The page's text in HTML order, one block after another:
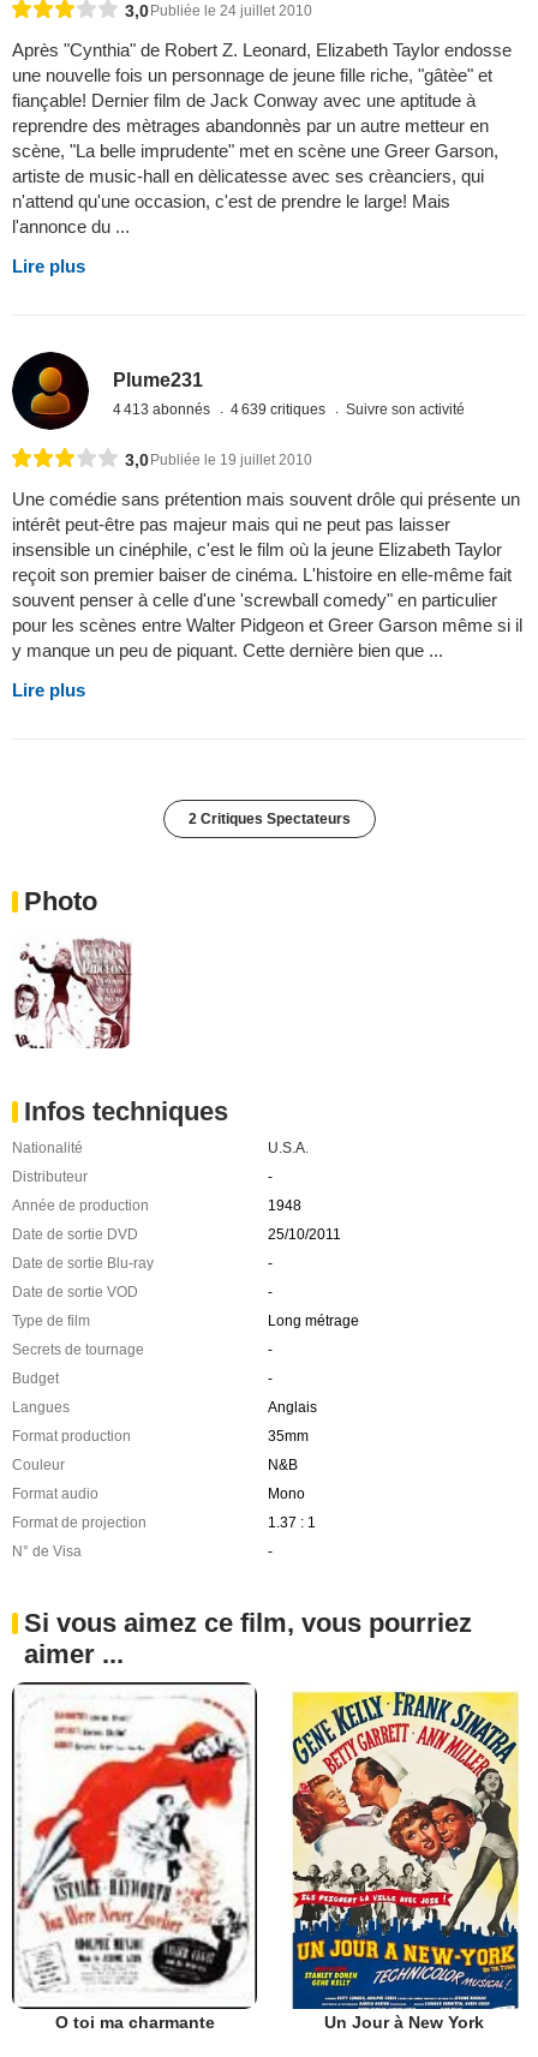
3,0 Publiée le 24 juillet 2010
Après "Cynthia" de Robert Z. Leonard, Elizabeth Taylor endosse
une nouvelle fois un personnage de jeune fille riche, "gâtèe" et
fiançable! Dernier film de Jack Conway avec une aptitude à
reprendre des mètrages abandonnès par un autre metteur en
scène, "La belle imprudente" met en scène une Greer Garson,
artiste de music-hall en dèlicatesse avec ses crèanciers, qui
n'attend qu'une occasion, c'est de prendre le large! Mais
l'annonce du ...
Lire plus
Plume231
4 413 abonnés 4 639 critiques Suivre son activité
3,0Publiée le 19 juillet 2010
Une comédie sans prétention mais souvent drôle qui présente un
intérêt peut-être pas majeur mais qui ne peut pas laisser
insensible un cinéphile, c'est le film où la jeune Elizabeth Taylor
reçoit son premier baiser de cinéma. L'histoire en elle-même fait
souvent penser à celle d'une 'screwball comedy" en particulier
pour les scènes entre Walter Pidgeon et Greer Garson même si il
y manque un peu de piquant. Cette dernière bien que ...
Lire plus
2 Critiques Spectateurs
Photo
Infos techniques
Nationalité
U.S.A.
Distributeur
-
Année de production
1948
Date de sortie DVD
25/10/2011
Date de sortie Blu-ray
-
Date de sortie VOD
-
Type de film
Long métrage
Secrets de tournage
-
Budget
-
Langues
Anglais
Format production
35mm
Couleur
N&B
Format audio
Mono
Format de projection
1.37 : 1
N° de Visa
-
Si vous aimez ce film, vous pourriez
aimer ...
O toi ma charmante Un Jour à New York